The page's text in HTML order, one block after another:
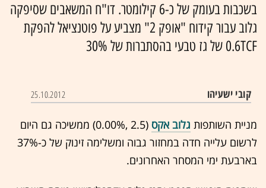
בשכבות בעומק של כ-6 קילומטר. דו"ח המשאבים שסיפקה
גלוב עבור קידוח "אופק 2" מצביע על פוטנציאל להפקת
0.6TCF של גז טבעי בהסתברות של 30%
קובי ישעיהו 25.10.2012
מניית השותפות גלוב אקס (2.5 ,‎
0.00%‏) ממשיכה גם היום
לרשום עלייה חדה במחזור גבוה ומשלימה זינוק של כ-37%
בארבעת ימי המסחר האחרונים.